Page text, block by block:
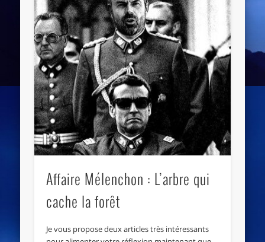
Affaire Mélenchon : L’arbre qui
cache la forêt
Je vous propose deux articles très intéressants